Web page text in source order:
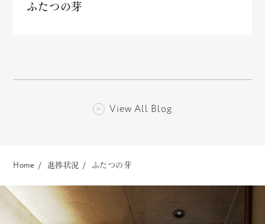
ふたつの芽
View All Blog
Home 進捗状況 ふたつの芽